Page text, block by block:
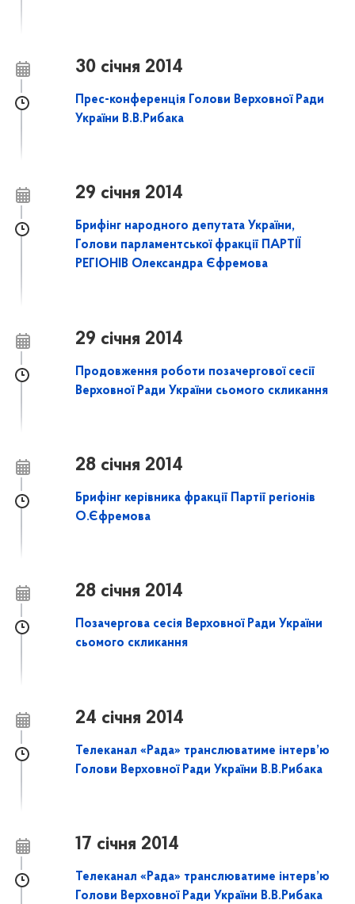
30 січня 2014
Прес-конференція Голови Верховної Ради
України В.В.Рибака
29 січня 2014
Брифінг народного депутата України,
Голови парламентської фракції ПАРТІЇ
РЕГІОНІВ Олександра Єфремова
29 січня 2014
Продовження роботи позачергової сесії
Верховної Ради України сьомого скликання
28 січня 2014
Брифінг керівника фракції Партії регіонів
О.Єфремова
28 січня 2014
Позачергова сесія Верховної Ради України
сьомого скликання
24 січня 2014
Телеканал «Рада» транслюватиме інтерв’ю
Голови Верховної Ради України В.В.Рибака
17 січня 2014
Телеканал «Рада» транслюватиме інтерв’ю
Голови Верховної Ради України В.В.Рибака